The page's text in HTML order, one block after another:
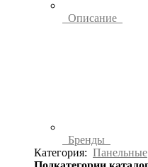
Описание
Бренды
Категория: Панельные